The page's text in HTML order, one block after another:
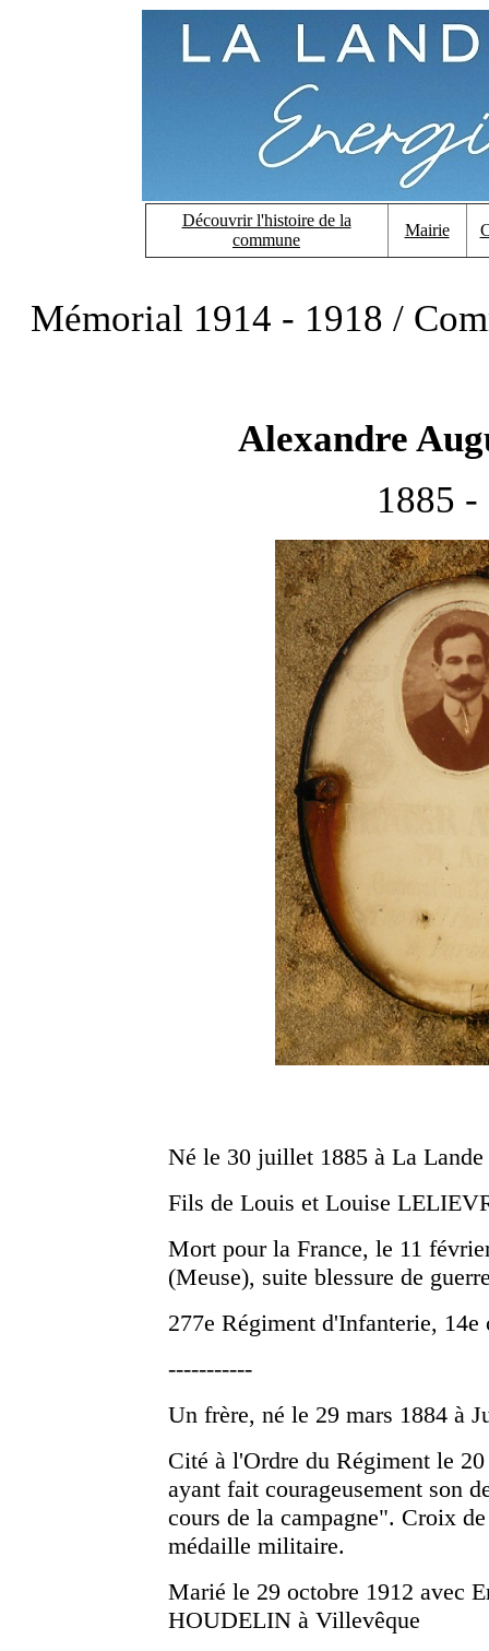
Découvrir l'histoire de la
commune
Mairie
Mémorial 1914 - 1918 /
Alexandre
1885 -
Né le 30 juillet 1885 à La
Fils de Louis et Louise
Mort pour la France, le 11
(Meuse), suite blessure de
277e Régiment d'Infanterie, 14e
-----------
Un frère, né le 29 mars 1884 à
Cité à l'Ordre du Régiment le
ayant fait courageusement son
cours de la campagne". Croix
médaille militaire.
Marié le 29 octobre 1912 avec
HOUDELIN à Villevêque